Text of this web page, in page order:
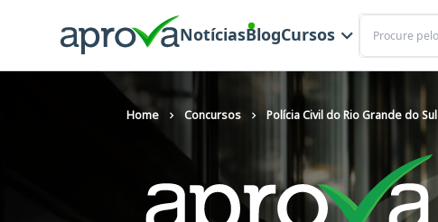
NotíciasBlogCursos
Buscar
Home Concursos Polícia Civil do Rio Grande do Sul